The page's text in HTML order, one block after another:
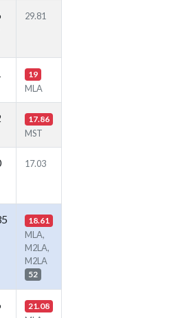
29.81
19
MLA
17.86
MST
17.03
18.61
MLA,
M2LA,
M2LA
52
21.08